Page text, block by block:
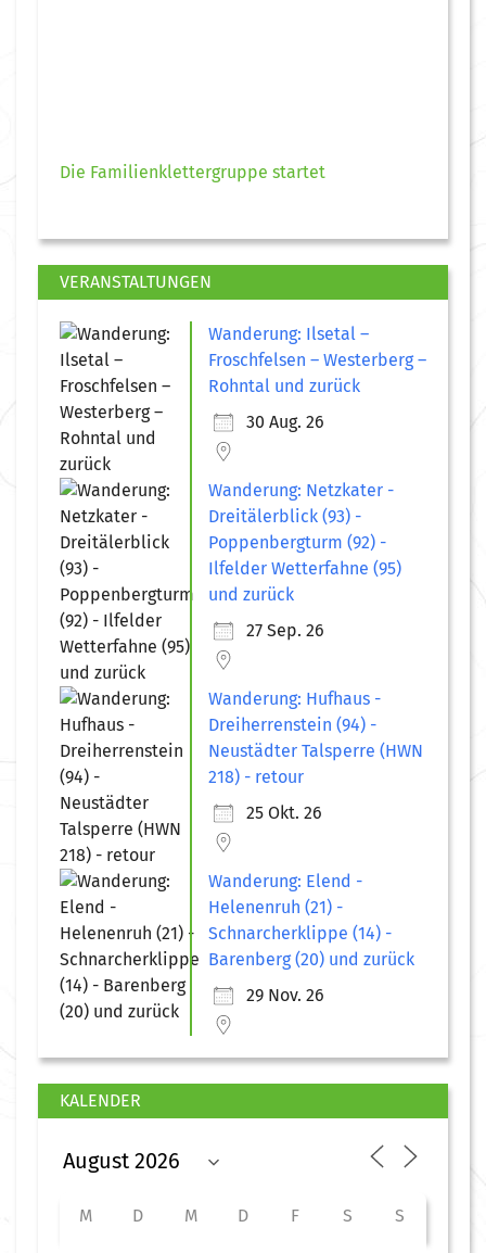
Die Familienklettergruppe startet
VERANSTALTUNGEN
Wanderung: Ilsetal –
Froschfelsen – Westerberg –
Rohntal und zurück
30 Aug. 26
Wanderung: Netzkater -
Dreitälerblick (93) -
Poppenbergturm (92) -
Ilfelder Wetterfahne (95)
und zurück
27 Sep. 26
Wanderung: Hufhaus -
Dreiherrenstein (94) -
Neustädter Talsperre (HWN
218) - retour
25 Okt. 26
Wanderung: Elend -
Helenenruh (21) -
Schnarcherklippe (14) -
Barenberg (20) und zurück
29 Nov. 26
KALENDER
M D M D F S S